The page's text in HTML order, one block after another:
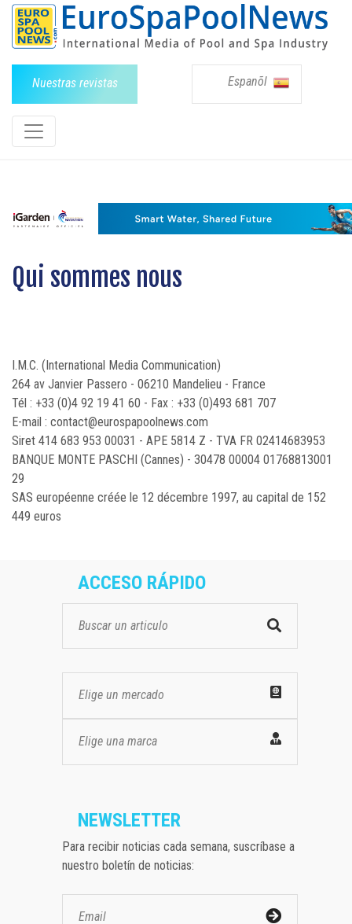
Nuestras revistas Espanõl
Qui sommes nous
I.M.C. (International Media Communication)
264 av Janvier Passero - 06210 Mandelieu - France
Tél : +33 (0)4 92 19 41 60 - Fax : +33 (0)493 681 707
E-mail : contact@eurospapoolnews.com
Siret 414 683 953 00031 - APE 5814 Z - TVA FR 02414683953
BANQUE MONTE PASCHI (Cannes) - 30478 00004 01768813001
29
SAS européenne créée le 12 décembre 1997, au capital de 152
449 euros
ACCESO RÁPIDO
Elige un mercado
Elige una marca
NEWSLETTER
Para recibir noticias cada semana, suscríbase a
nuestro boletín de noticias: